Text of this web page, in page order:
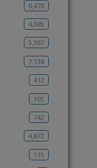
6,470
4,685
5,387
7,138
412
105
742
4,872
115